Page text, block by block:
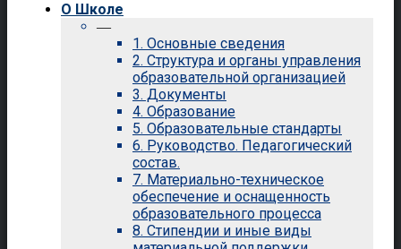
О Школе
—
1. Основные сведения
2. Структура и органы управления
образовательной организацией
3. Документы
4. Образование
5. Образовательные стандарты
6. Руководство. Педагогический
состав.
7. Материально-техническое
обеспечение и оснащенность
образовательного процесса
8. Стипендии и иные виды